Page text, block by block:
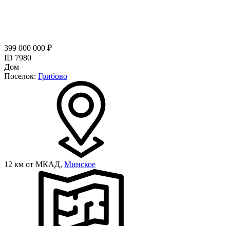
399 000 000 ₽
ID 7980
Дом
Поселок: Грибово
12 км от МКАД, Минское